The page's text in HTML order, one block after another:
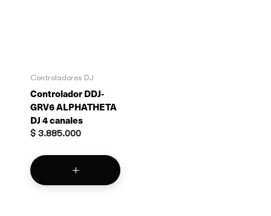
Controladores DJ
Controlador DDJ-
GRV6 ALPHATHETA
DJ 4 canales
$ 3.885.000